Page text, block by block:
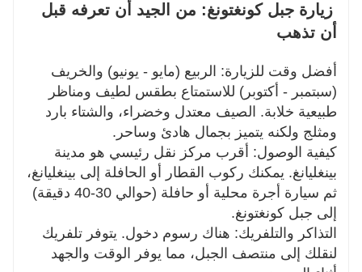
زيارة جبل كونغتونغ: من الجيد أن تعرفه قبل
أن تذهب
أفضل وقت للزيارة: الربيع (مايو - يونيو) والخريف
(سبتمبر - أكتوبر) للاستمتاع بطقس لطيف ومناظر
طبيعية خلابة. الصيف معتدل وخضراء، والشتاء بارد
ومثلج ولكنه يتميز بجمال هادئ وساحر.
كيفية الوصول: أقرب مركز نقل رئيسي هو مدينة
بينغليانغ. يمكنك ركوب القطار أو الحافلة إلى بينغليانغ،
ثم سيارة أجرة محلية أو حافلة (حوالي 30-40 دقيقة)
إلى جبل كونغتونغ.
التذاكر والتلفريك: هناك رسوم دخول. يتوفر تلفريك
لنقلك إلى منتصف الجبل، مما يوفر الوقت والجهد